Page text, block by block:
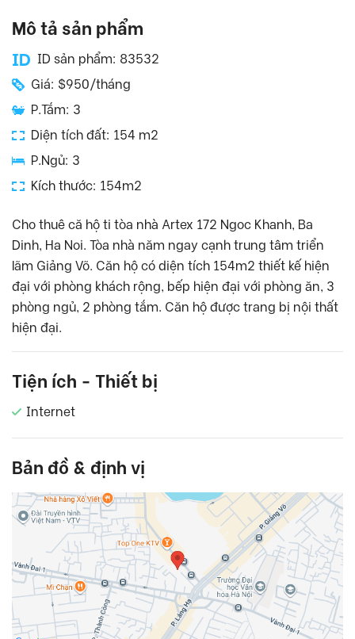
Mô tả sản phẩm
ID sản phẩm: 83532
Giá: $950/tháng
P.Tắm: 3
Diện tích đất: 154 m2
P.Ngủ: 3
Kích thước: 154m2
Cho thuê că hộ ti tòa nhà Artex 172 Ngoc Khanh, Ba
Dinh, Ha Noi. Tòa nhà năm ngay cạnh trung tâm triển
lãm Giảng Võ. Căn hộ có diện tích 154m2 thiết kế hiện
đại với phòng khách rộng, bếp hiện đại với phòng ăn, 3
phòng ngủ, 2 phòng tắm. Căn hộ được trang bị nội thất
hiện đại.
Tiện ích - Thiết bị
Internet
Bản đồ & định vị